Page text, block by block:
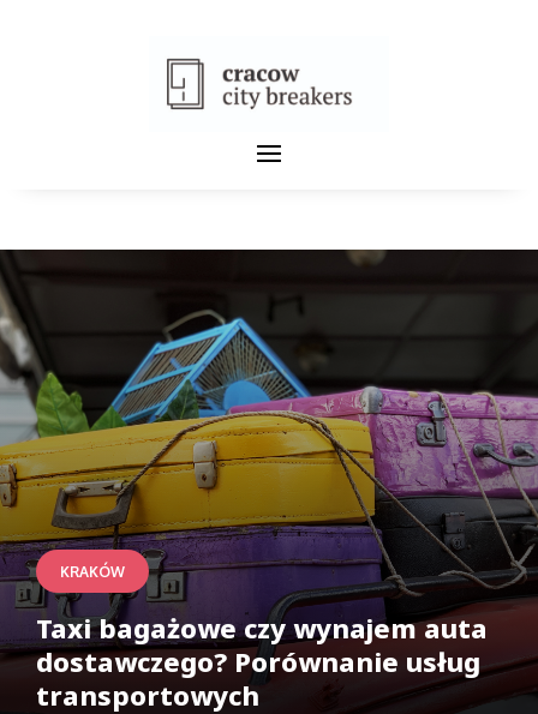
KRAKÓW
Taxi bagażowe czy wynajem auta
dostawczego? Porównanie usług
transportowych